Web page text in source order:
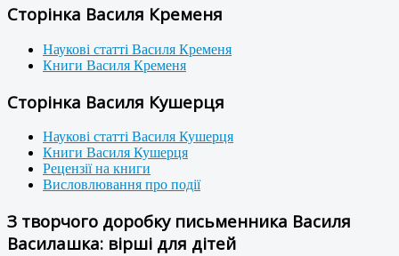
Сторінка Василя Кременя
Наукові статті Василя Кременя
Книги Василя Кременя
Сторінка Василя Кушерця
Наукові статті Василя Кушерця
Книги Василя Кушерця
Рецензії на книги
Висловлювання про події
З творчого доробку письменника Василя
Василашка: вірші для дітей